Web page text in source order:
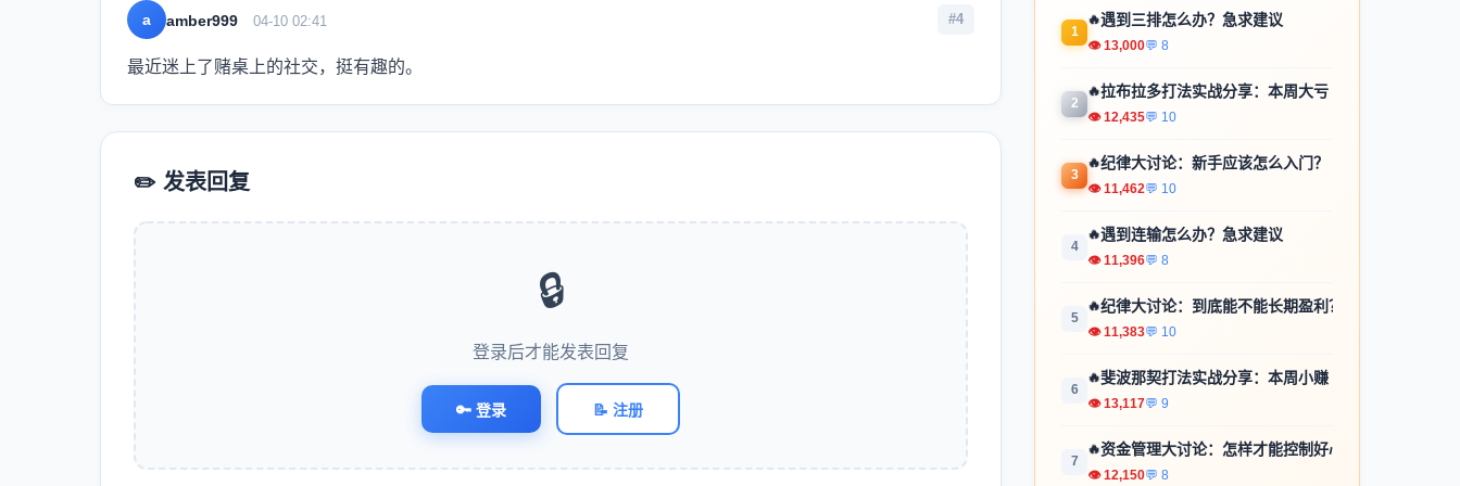
a amber999 04-10 02:41 #4
最近迷上了赌桌上的社交，挺有趣的。
✏️ 发表回复
🔒
登录后才能发表回复
🔑 登录 📝 注册
1
🔥遇到三排怎么办？急求建议
👁 13,000💬 8
2
🔥拉布拉多打法实战分享：本周大亏
👁 12,435💬 10
3
🔥纪律大讨论：新手应该怎么入门？
👁 11,462💬 10
4
🔥遇到连输怎么办？急求建议
👁 11,396💬 8
5
🔥纪律大讨论：到底能不能长期盈利？
👁 11,383💬 10
6
🔥斐波那契打法实战分享：本周小赚
👁 13,117💬 9
7
🔥资金管理大讨论：怎样才能控制好心...
👁 12,150💬 8